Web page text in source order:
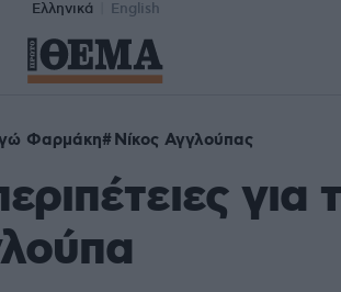
Ελληνικά English
Φαρμάκη Νίκος Αγγλούπας
για